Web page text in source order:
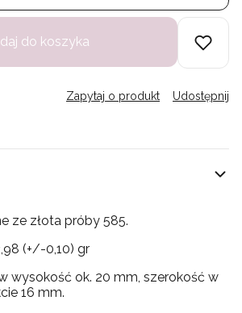
do koszyka
Zapytaj o produkt Udostępnij
ze złota próby 585.
(+/-0,10) gr
wysokość ok. 20 mm, szerokość w
16 mm.